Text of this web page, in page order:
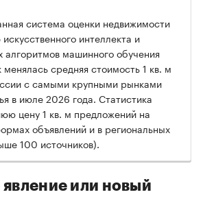
/ 00:00
система оценки недвижимости
интеллекта и
алгоритмов машинного обучения
менялась средняя стоимость 1 кв. м
с самыми крупными рынками
в июле 2026 года. Статистика
цену 1 кв. м предложений на
объявлений и в региональных
100 источников).
или новый